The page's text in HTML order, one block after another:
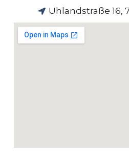
Uhlandstraße 16,